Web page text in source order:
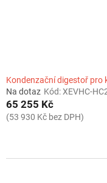
Kondenzační digestoř pro
Na dotaz Kód:XEVHC-
65 255 Kč
(53 930 Kč bez DPH)